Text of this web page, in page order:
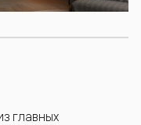
главных